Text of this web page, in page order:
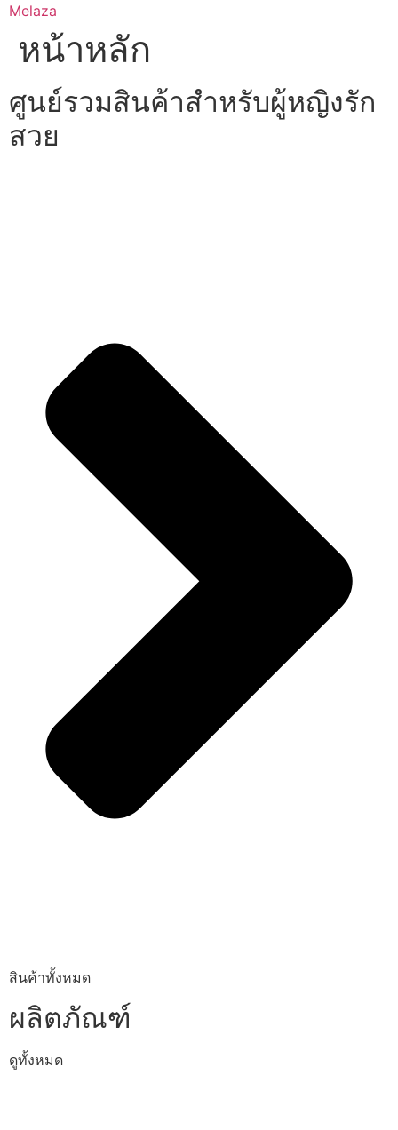
Skip
content
Melaza
หน้าหลัก
ศูนย์รวมสินค้าสำหรับผู้หญิงรัก
สวย
สินค้าทั้งหมด
ผลิตภัณฑ์
ดูทั้งหมด